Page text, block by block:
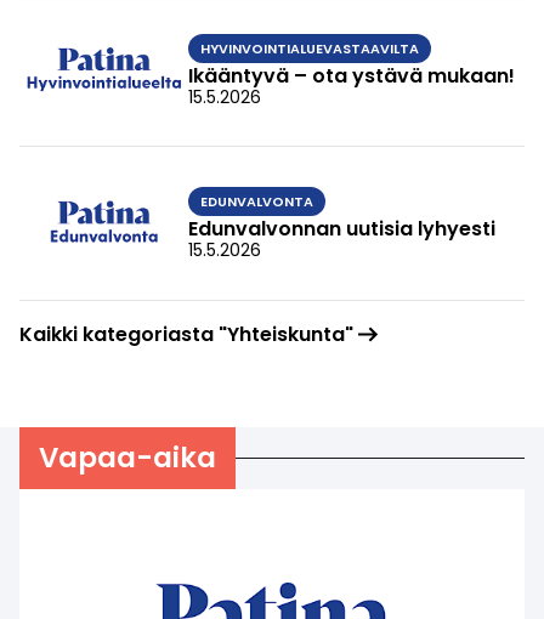
HYVINVOINTIALUEVASTAAVILTA
Ikääntyvä – ota ystävä mukaan!
15.5.2026
EDUNVALVONTA
Edunvalvonnan uutisia lyhyesti
15.5.2026
Kaikki kategoriasta "Yhteiskunta"
Vapaa-aika